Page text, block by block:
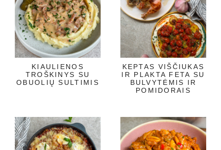
KIAULIENOS
TROŠKINYS SU
OBUOLIŲ SULTIMIS
KEPTAS VIŠČIUKAS
IR PLAKTA FETA SU
BULVYTĖMIS IR
POMIDORAIS